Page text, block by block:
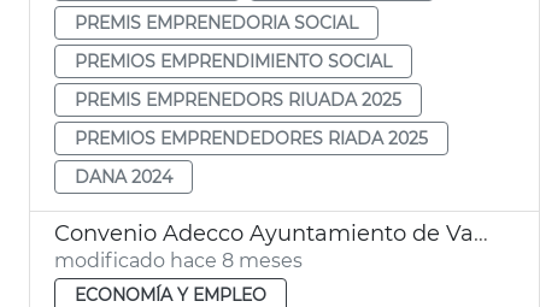
PREMIS EMPRENEDORIA SOCIAL
PREMIOS EMPRENDIMIENTO SOCIAL
PREMIS EMPRENEDORS RIUADA 2025
PREMIOS EMPRENDEDORES RIADA 2025
DANA 2024
Convenio Adecco Ayuntamiento de València
modificado hace 8 meses
ECONOMÍA Y EMPLEO